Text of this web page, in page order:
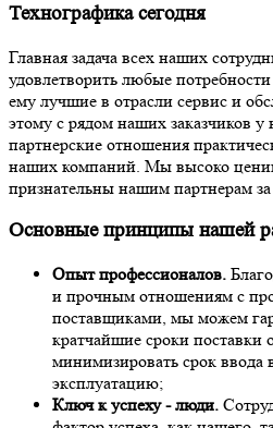
Технографика сегодня
Главная задача всех наших
удовлетворить любые
ему лучшие в отрасли сервис и
этому с рядом наших заказчиков
партнерские отношения
наших компаний. Мы высоко
признательны нашим партнерам
Основные принципы нашей
Опыт профессионалов.
и прочным отношениям с
поставщиками, мы можем
кратчайшие сроки поставки
минимизировать срок ввода
эксплуатацию;
Ключ к успеху - люди.